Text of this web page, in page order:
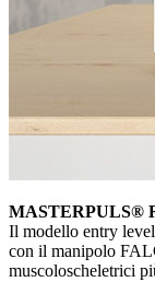
MASTERPULS®
Il modello entry
con il manipolo
muscoloscheletrici